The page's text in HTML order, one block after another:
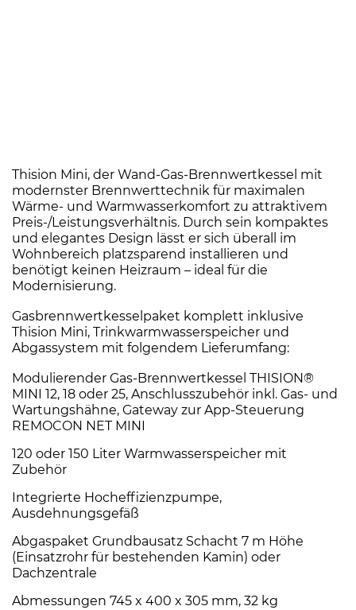
Thision Mini, der Wand-Gas-Brennwertkessel mit
modernster Brennwerttechnik für maximalen
Wärme- und Warmwasserkomfort zu attraktivem
Preis-/Leistungsverhältnis. Durch sein kompaktes
und elegantes Design lässt er sich überall im
Wohnbereich platzsparend installieren und
benötigt keinen Heizraum – ideal für die
Modernisierung.
Gasbrennwertkesselpaket komplett inklusive
Thision Mini, Trinkwarmwasserspeicher und
Abgassystem mit folgendem Lieferumfang:
Modulierender Gas-Brennwertkessel THISION®
MINI 12, 18 oder 25, Anschlusszubehör inkl. Gas- und
Wartungshähne, Gateway zur App-Steuerung
REMOCON NET MINI
120 oder 150 Liter Warmwasserspeicher mit
Zubehör
Integrierte Hocheffizienzpumpe,
Ausdehnungsgefäß
Abgaspaket Grundbausatz Schacht 7 m Höhe
(Einsatzrohr für bestehenden Kamin) oder
Dachzentrale
Abmessungen 745 x 400 x 305 mm, 32 kg